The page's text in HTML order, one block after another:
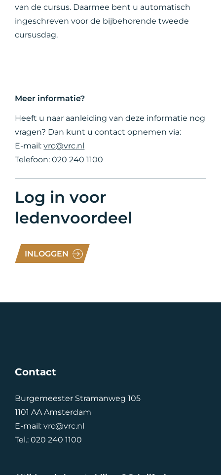
van de cursus. Daarmee bent u automatisch
ingeschreven voor de bijbehorende tweede
cursusdag.
Meer informatie?
Heeft u naar aanleiding van deze informatie nog
vragen? Dan kunt u contact opnemen via:
E-mail:vrc@vrc.nl
Telefoon: 020 240 1100
Log in voor
ledenvoordeel
INLOGGEN
Contact
Burgemeester Stramanweg 105
1101 AA Amsterdam
E-mail:vrc@vrc.nl
Tel.:020 240 1100